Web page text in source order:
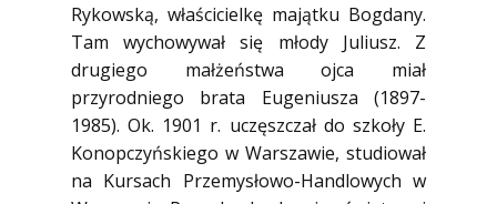
Rykowską, właścicielkę majątku Bogdany.
Tam wychowywał się młody Juliusz. Z
drugiego małżeństwa ojca miał
przyrodniego brata Eugeniusza (1897-
1985). Ok. 1901 r. uczęszczał do szkoły E.
Konopczyńskiego w Warszawie, studiował
na Kursach Przemysłowo-Handlowych w